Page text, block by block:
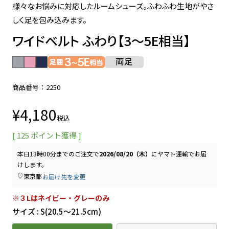
様々なお悩みに対応したルームシューズ。ふわふわ生地がやさ
しく足を包み込みます。
ワイドベルト ふわり【3～5E相当】
商品番号 2250
¥4,180税込
[ 125 ポイント獲得 ]
本日13時00分までのご注文で2026/08/20（木） にヤマト運輸でお届
けします。
東京都お届け先を変更
※３Lはネイビー・グレーのみ
サイズ S(20.5～21.5cm)